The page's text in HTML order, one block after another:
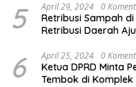
5 April 29, 2024 0
Retribusi Sampah
Retribusi Daerah
6 April 25, 2024 0
Ketua DPRD Minta
Tembok di